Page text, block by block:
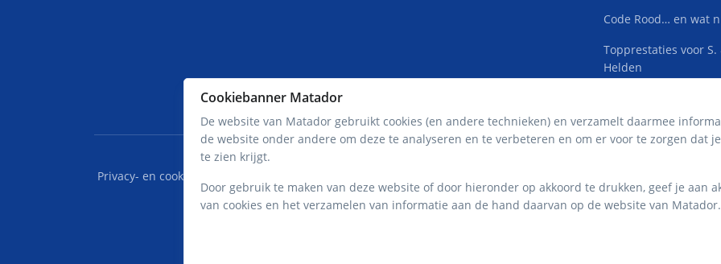
Code Rood… en wat
Topprestaties voor S.
Helden
Privacy- en cookieverklaring Matador
Cookiebanner Matador
De website van Matador gebruikt cookies (en andere technieken) en verzamelt daarmee
de website onder andere om deze te analyseren en te verbeteren en om er voor te zorgen dat
te zien krijgt.
Door gebruik te maken van deze website of door hieronder op akkoord te drukken, geef je aan
van cookies en het verzamelen van informatie aan de hand daarvan op de website van Matador.